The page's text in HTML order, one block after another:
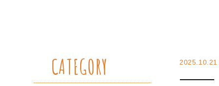
2025.10.21
⸻ 【
CATEGORY